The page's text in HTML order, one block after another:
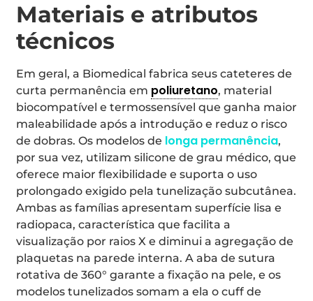
Materiais e atributos
técnicos
Em geral, a Biomedical fabrica seus cateteres de
curta permanência em poliuretano, material
biocompatível e termossensível que ganha maior
maleabilidade após a introdução e reduz o risco
de dobras. Os modelos de longa permanência,
por sua vez, utilizam silicone de grau médico, que
oferece maior flexibilidade e suporta o uso
prolongado exigido pela tunelização subcutânea.
Ambas as famílias apresentam superfície lisa e
radiopaca, característica que facilita a
visualização por raios X e diminui a agregação de
plaquetas na parede interna. A aba de sutura
rotativa de 360° garante a fixação na pele, e os
modelos tunelizados somam a ela o cuff de